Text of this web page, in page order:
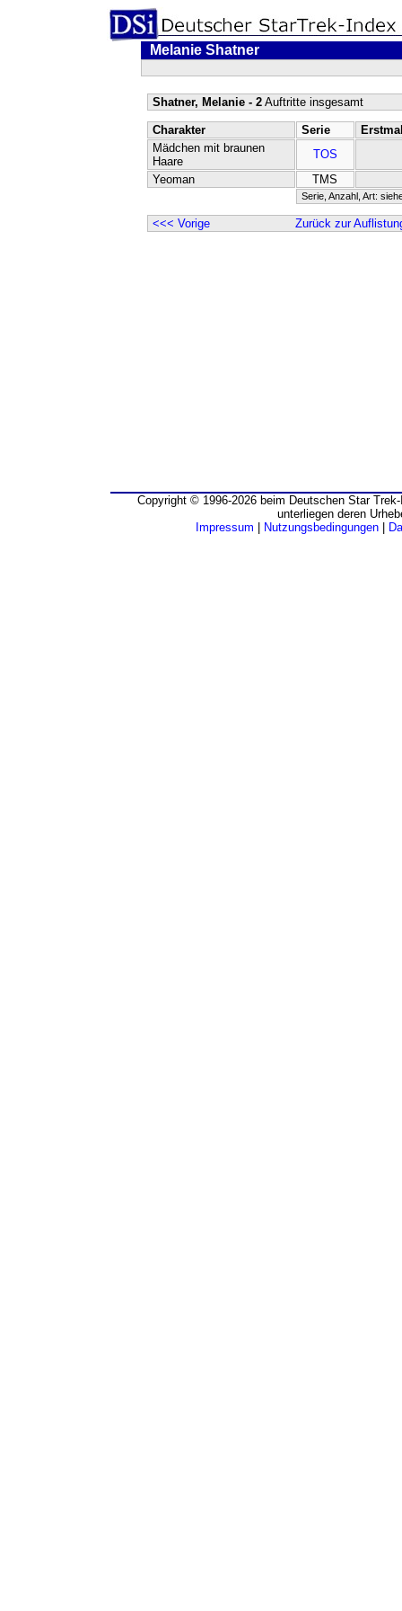
Melanie Shatner
Shatner, Melanie - 2Auftritte insgesamt
Charakter Serie
Mädchen mit braunen
Haare
TOS
Yeoman
TMS
Serie, Anzahl, Art:
<<< Vorige Zurück zur
Copyright © 1996-2026 beim Deutschen Star
unterliegen deren
Impressum
Nutzungsbedingungen